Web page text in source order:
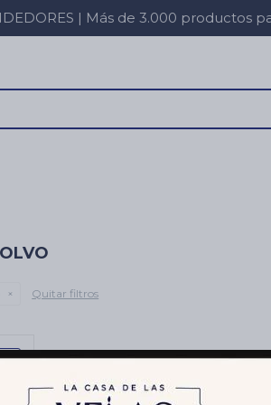
| Más de 3.000
Quitar filtros